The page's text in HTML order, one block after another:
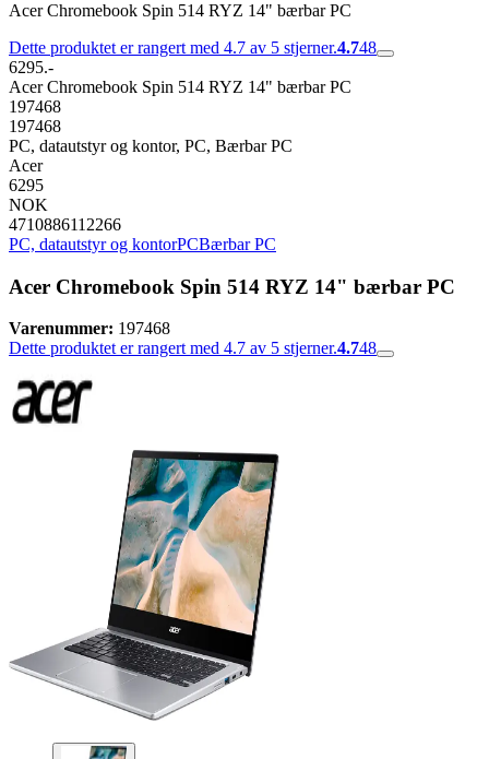
Acer Chromebook Spin 514 RYZ 14" bærbar PC
Dette produktet er rangert med 4.7 av 5 stjerner.4.748
6295.-
Acer Chromebook Spin 514 RYZ 14" bærbar PC
197468
197468
PC, datautstyr og kontor, PC, Bærbar PC
Acer
6295
NOK
4710886112266
PC, datautstyr og kontorPCBærbar PC
Acer Chromebook Spin 514 RYZ 14" bærbar PC
Varenummer: 197468
Dette produktet er rangert med 4.7 av 5 stjerner.4.748